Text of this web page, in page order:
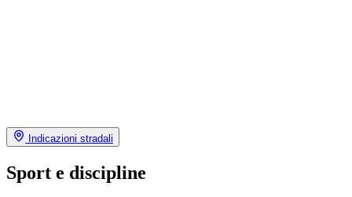
Indicazioni stradali
Sport e discipline